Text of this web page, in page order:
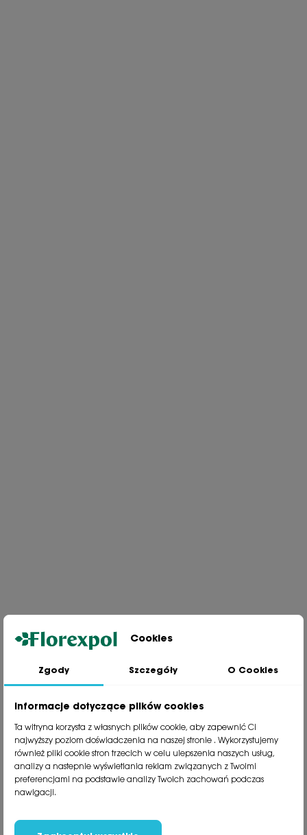
Jesteśmy wiodącą firmą wysyłkową roślin na terenie Polski. Od ponad
30 lat dzielimy się z naszymi Klientami naszą pasją, doświadczeniem i
81 533 23 05
phone81 533 30 50
phone 81 533 82 20
Polecane kategorie
Cookies
Zgody Szczegóły O Cookies
Informacje dotyczące plików cookies
Ta witryna korzysta z własnych plików cookie, aby zapewnić Ci
najwyższy poziom doświadczenia na naszej stronie . Wykorzystujemy
również pliki cookie stron trzecich w celu ulepszenia naszych usług,
analizy a nastepnie wyświetlania reklam związanych z Twoimi
preferencjami na podstawie analizy Twoich zachowań podczas
nawigacji.